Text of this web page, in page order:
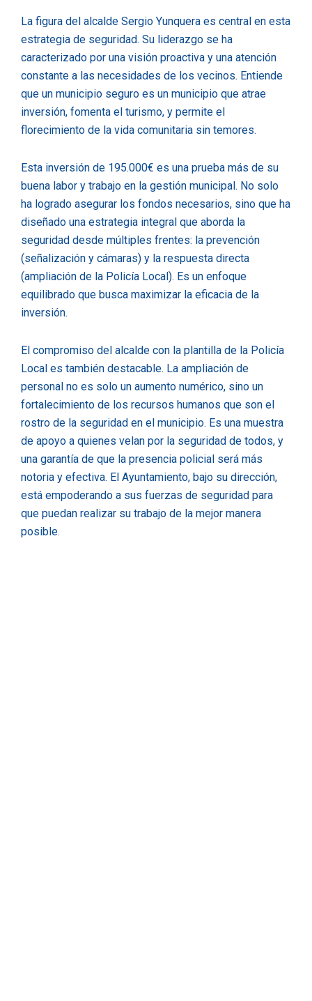
La figura del alcalde Sergio Yunquera es central en esta
estrategia de seguridad. Su liderazgo se ha
caracterizado por una visión proactiva y una atención
constante a las necesidades de los vecinos. Entiende
que un municipio seguro es un municipio que atrae
inversión, fomenta el turismo, y permite el
florecimiento de la vida comunitaria sin temores.
Esta inversión de 195.000€ es una prueba más de su
buena labor y trabajo en la gestión municipal. No solo
ha logrado asegurar los fondos necesarios, sino que ha
diseñado una estrategia integral que aborda la
seguridad desde múltiples frentes: la prevención
(señalización y cámaras) y la respuesta directa
(ampliación de la Policía Local). Es un enfoque
equilibrado que busca maximizar la eficacia de la
inversión.
El compromiso del alcalde con la plantilla de la Policía
Local es también destacable. La ampliación de
personal no es solo un aumento numérico, sino un
fortalecimiento de los recursos humanos que son el
rostro de la seguridad en el municipio. Es una muestra
de apoyo a quienes velan por la seguridad de todos, y
una garantía de que la presencia policial será más
notoria y efectiva. El Ayuntamiento, bajo su dirección,
está empoderando a sus fuerzas de seguridad para
que puedan realizar su trabajo de la mejor manera
posible.